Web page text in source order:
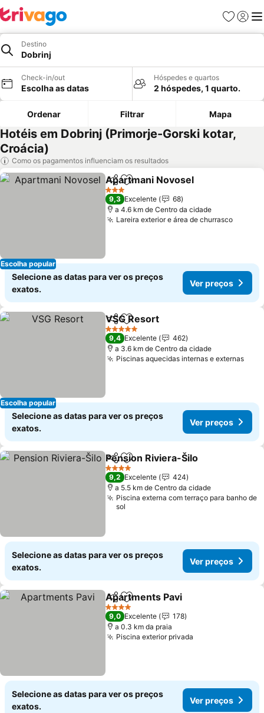
Favoritos
Iniciar
Destino
Dobrinj
Check-in/out
Escolha as datas
Hóspedes e quartos
2 hóspedes, 1 quarto.
Ordenar Filtrar Mapa
Hotéis em Dobrinj (Primorje-Gorski kotar,
Croácia)
Como os pagamentos influenciam os resultados
Escolha popular
PartilharAdicionar aos favoritos
Apartmani Novosel
3 Estrelas
9,3 Excelente
68
a 4.6 km de Centro da cidade
Lareira exterior e área de churrasco
Selecione as datas para ver os preços
exatos.
Ver preços
Escolha popular
PartilharAdicionar aos favoritos
VSG Resort
5 Estrelas
9,4 Excelente
462
a 3.6 km de Centro da cidade
Piscinas aquecidas internas e externas
Selecione as datas para ver os preços
exatos.
Ver preços
PartilharAdicionar aos favoritos
Pension Riviera-Šilo
4 Estrelas
9,2 Excelente
424
a 5.5 km de Centro da cidade
Piscina externa com terraço para banho de
sol
Selecione as datas para ver os preços
exatos.
Ver preços
PartilharAdicionar aos favoritos
Apartments Pavi
4 Estrelas
9,0 Excelente
178
a 0.3 km da praia
Piscina exterior privada
Selecione as datas para ver os preços
exatos.
Ver preços